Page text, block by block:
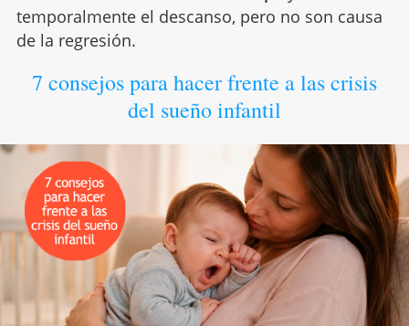
temporalmente el descanso, pero no son causa
de la regresión.
7 consejos para hacer frente a las crisis
del sueño infantil